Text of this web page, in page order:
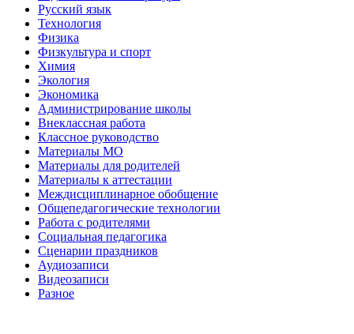
Русский язык
Технология
Физика
Физкультура и спорт
Химия
Экология
Экономика
Администрирование школы
Внеклассная работа
Классное руководство
Материалы МО
Материалы для родителей
Материалы к аттестации
Междисциплинарное обобщение
Общепедагогические технологии
Работа с родителями
Социальная педагогика
Сценарии праздников
Аудиозаписи
Видеозаписи
Разное